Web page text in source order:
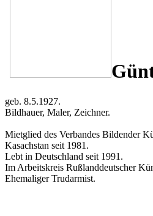
geb. 8.5.1927.
Bildhauer, Maler, Zeichner.
Mietglied des Verbandes Bildender
Kasachstan seit 1981.
Lebt in Deutschland seit 1991.
Im Arbeitskreis Rußlanddeutscher
Ehemaliger Trudarmist.